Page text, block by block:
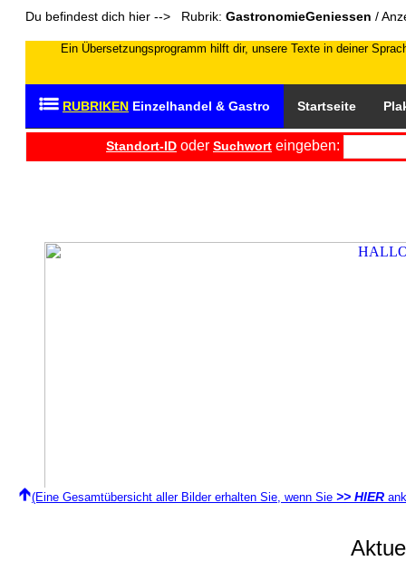
Du befindest dich hier --> Rubrik: GastronomieGeniessen /
Ein Übersetzungsprogramm hilft dir, unsere Texte in deiner
RUBRIKEN Einzelhandel & Gastro Startseite
Standort-ID oder Suchwort eingeben:
(Eine Gesamtübersicht aller Bilder erhalten Sie, wenn Sie >> HIER